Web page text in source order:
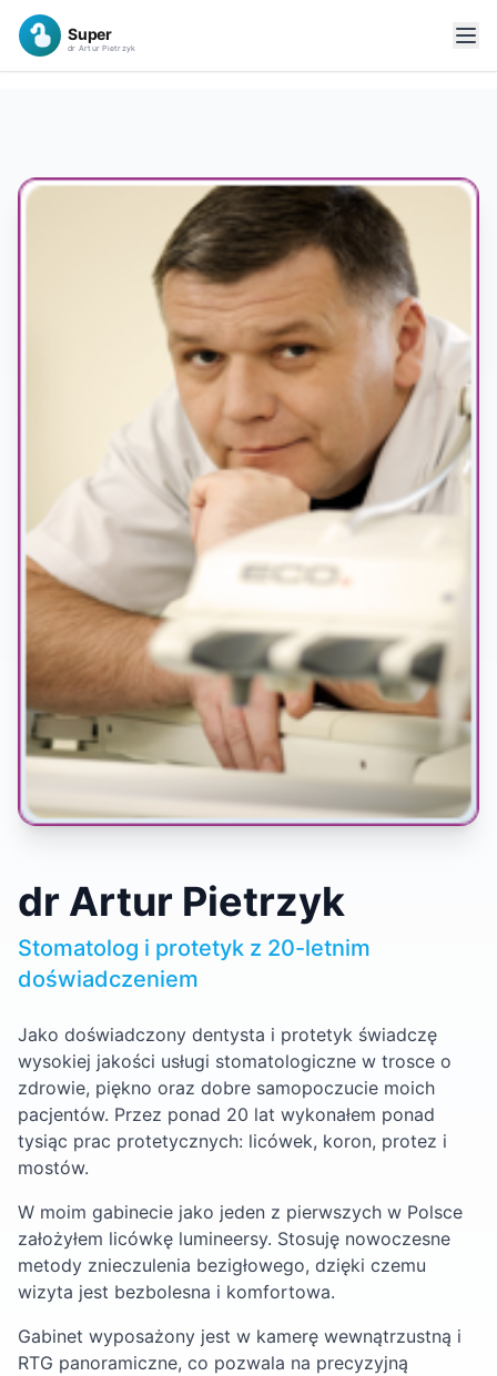
dr Artur Pietrzyk
Stomatolog i protetyk z 20-letnim
doświadczeniem
Jako doświadczony dentysta i protetyk świadczę
wysokiej jakości usługi stomatologiczne w trosce o
zdrowie, piękno oraz dobre samopoczucie moich
pacjentów. Przez ponad 20 lat wykonałem ponad
tysiąc prac protetycznych: licówek, koron, protez i
mostów.
W moim gabinecie jako jeden z pierwszych w Polsce
założyłem licówkę lumineersy. Stosuję nowoczesne
metody znieczulenia bezigłowego, dzięki czemu
wizyta jest bezbolesna i komfortowa.
Gabinet wyposażony jest w kamerę wewnątrzustną i
RTG panoramiczne, co pozwala na precyzyjną